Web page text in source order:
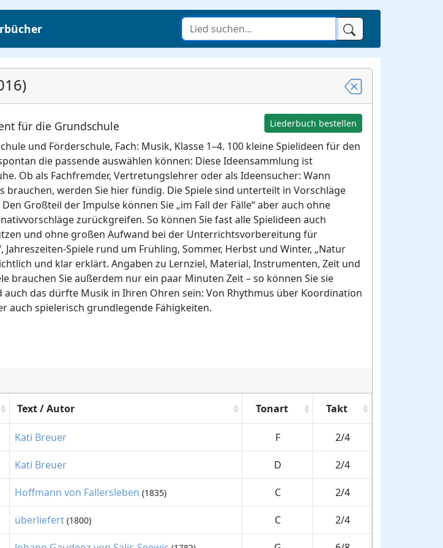
Liederbuch bestellen
für die Grundschule
und Förderschule, Fach: Musik, Klasse 1–4. 100 kleine Spielideen für den
die passende auswählen können: Diese Ideensammlung ist
Ob als Fachfremder, Vertretungslehrer oder als Ideensucher: Wann
brauchen, werden Sie hier fündig. Die Spiele sind unterteilt in Vorschläge
Großteil der Impulse können Sie „im Fall der Fälle“ aber auch ohne
zurückgreifen. So können Sie fast alle Spielideen auch
und ohne großen Aufwand bei der Unterrichtsvorbereitung für
Jahreszeiten-Spiele rund um Frühling, Sommer, Herbst und Winter, „Natur
und klar erklärt. Angaben zu Lernziel, Material, Instrumenten, Zeit und
brauchen Sie außerdem nur ein paar Minuten Zeit – so können Sie sie
das dürfte Musik in Ihren Ohren sein: Von Rhythmus über Koordination
auch spielerisch grundlegende Fähigkeiten.
Text / Autor Tonart Takt
Kati Breuer F 2/4
Kati Breuer D 2/4
Hoffmann von Fallersleben (1835) C 2/4
überliefert (1800) C 2/4